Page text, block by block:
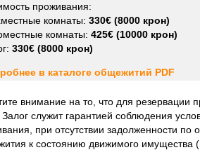
проживания:
комнаты: 330€ (8000 крон)
комнаты: 425€ (10000 крон)
330€ (8000 крон)
в каталоге общежитий PDF
внимание на то, что для
Залог служит гарантией соблюдения
при отсутствии задолженности
к состоянию движимого имущества